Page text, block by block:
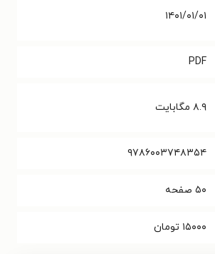
۱۴۰۱/۰۱/۰۱
PDF
۸.۹ مگابایت
۹۷۸۶۰۰۳۷۴۸۳۵۴
۵۰ صفحه
۱۵۰۰۰ تومان